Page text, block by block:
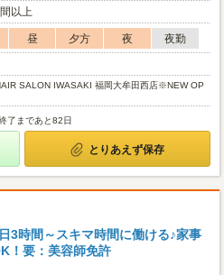
以上
昼 夕方 夜
夜勤
SALON IWASAKI 福岡大牟田西店※NEW OP
了まであと82日
とりあえず保存
3時間～スキマ時間に働ける♪家事
！要：美容師免許